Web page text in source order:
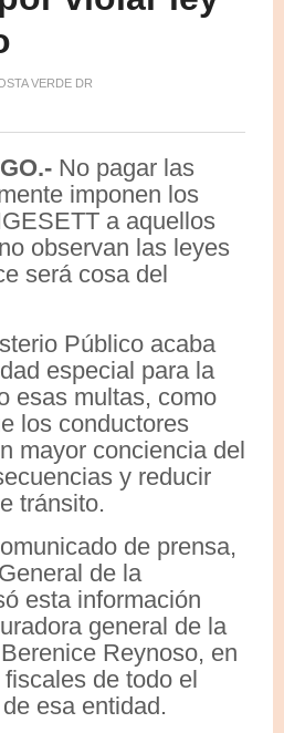
VERDE DR
No pagar las
imponen los
a aquellos
observan las leyes
será cosa del
Público acaba
especial para la
esas multas, como
los conductores
mayor conciencia del
y reducir
tránsito.
de prensa,
de la
esta información
general de la
Reynoso, en
de todo el
esa entidad.